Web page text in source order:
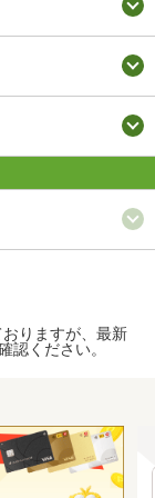
りますが、最新
認ください。